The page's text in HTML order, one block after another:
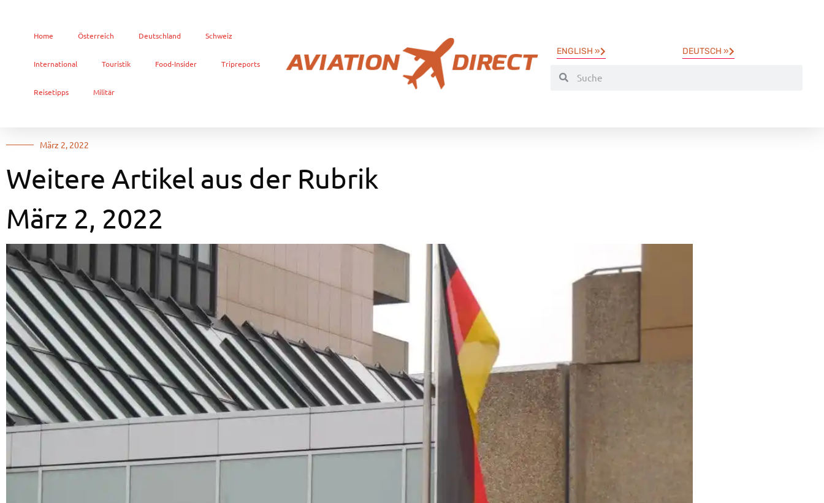
Home Österreich Deutschland Schweiz
International Touristik Food-Insider Tripreports
Reisetipps Militär
ENGLISH » DEUTSCH »
März 2, 2022
Weitere Artikel aus der Rubrik
März 2, 2022